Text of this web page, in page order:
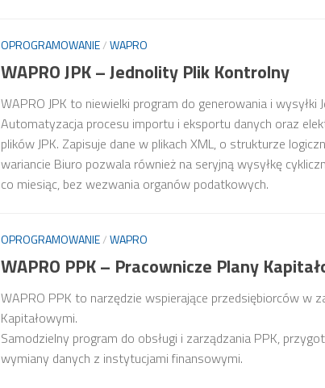
OPROGRAMOWANIE/WAPRO
WAPRO JPK – Jednolity Plik Kontrolny
WAPRO JPK to niewielki program do generowania i wysyłki
Automatyzacja procesu importu i eksportu danych oraz
plików JPK. Zapisuje dane w plikach XML, o strukturze
wariancie Biuro pozwala również na seryjną wysyłkę
co miesiąc, bez wezwania organów podatkowych.
OPROGRAMOWANIE/WAPRO
WAPRO PPK – Pracownicze Plany
WAPRO PPK to narzędzie wspierające przedsiębiorców w
Kapitałowymi.
Samodzielny program do obsługi i zarządzania PPK,
wymiany danych z instytucjami finansowymi.